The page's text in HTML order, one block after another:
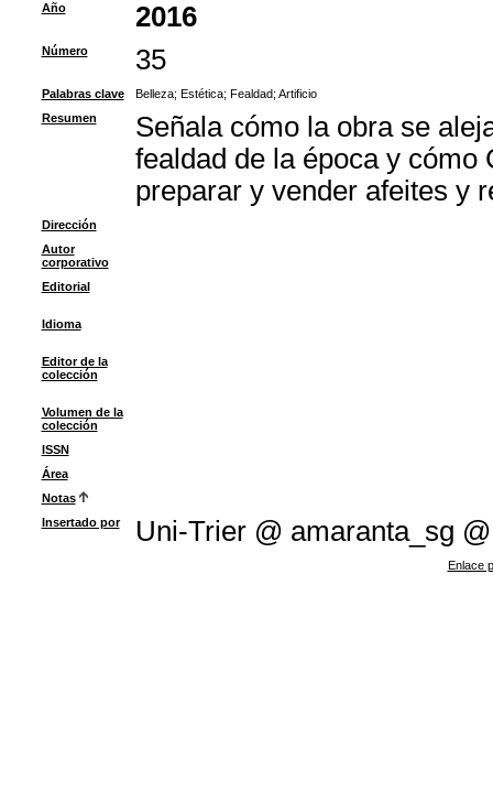
Año 2016
Número 35
Palabras clave Belleza; Estética; Fealdad; Artificio
Resumen
Señala cómo la obra se
fealdad de la época y cómo
preparar y vender afeites y
Dirección
Autor
corporativo
Editorial
Idioma
Editor de la
colección
Volumen de la
colección
ISSN
Área
Notas
Insertado por
Uni-Trier @ amaranta_sg @
Enlace